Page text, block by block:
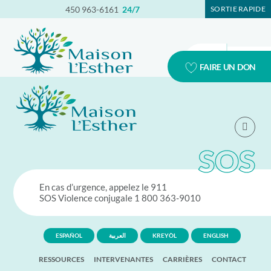
450 963-6161 24/7 SORTIE RAPIDE
FAIRE UN DON
RESSOURCES INTERVENANTES CARRIÈRES CONTACT
SOS
En cas d’urgence, appelez le 911
SOS Violence conjugale 1 800 363-9010
ESPAÑOL العربية KREYÒL ENGLISH